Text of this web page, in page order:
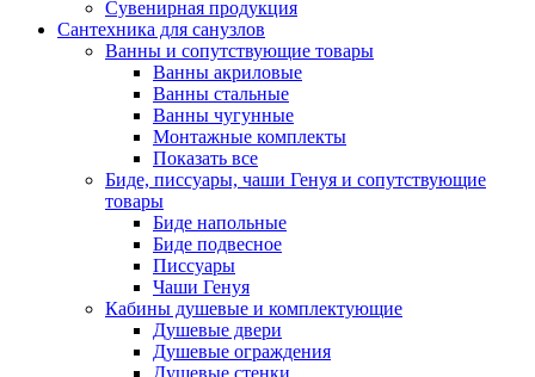
Сувенирная продукция
Сантехника для санузлов
Ванны и сопутствующие товары
Ванны акриловые
Ванны стальные
Ванны чугунные
Монтажные комплекты
Показать все
Биде, писсуары, чаши Генуя и сопутствующие
товары
Биде напольные
Биде подвесное
Писсуары
Чаши Генуя
Кабины душевые и комплектующие
Душевые двери
Душевые ограждения
Душевые стенки